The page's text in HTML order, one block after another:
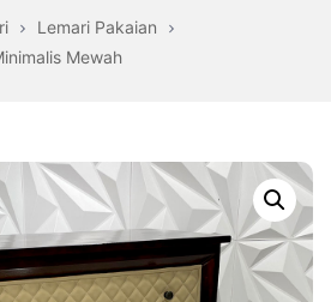
Lemari Pakaian
Mewah